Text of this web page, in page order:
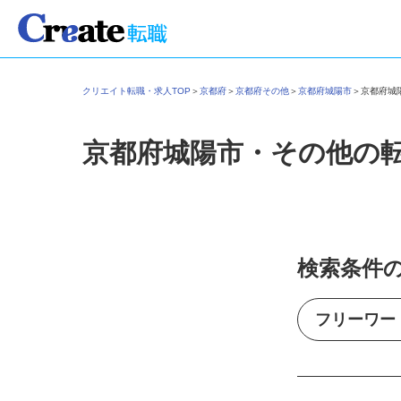
クリエイト転職・求人TOP＞京都府＞京都府その他＞京都府城陽市＞京都府
京都府城陽市・その他の
検索条件